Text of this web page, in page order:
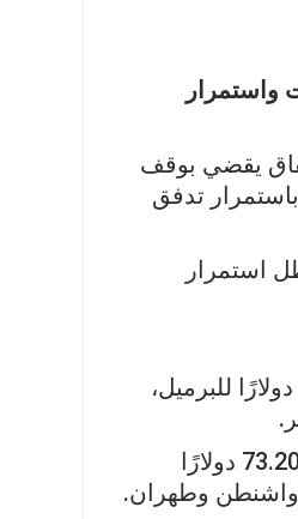
واستمرار
يقضي بوقف
تدفق
استمرار
ارتفعت العقود الآجلة لخام غرب تكساس الوسيط الأمريكي بنسبة 2.4% لتصل إلى 70.85 دولارًا للبرميل،
كما صعدت العقود الآجلة لخام برنت، القياس العالمي لأسعار النفط، بنسبة 1.7% لتسجل 73.20 دولارًا
واشنطن وطهران.